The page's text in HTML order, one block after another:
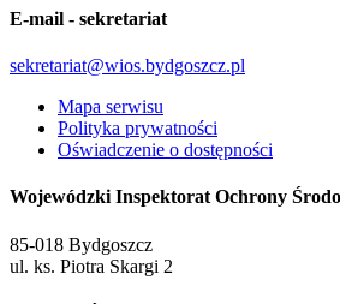
E-mail - sekretariat
sekretariat@wios.bydgoszcz.pl
Mapa serwisu
Polityka prywatności
Oświadczenie o dostępności
Wojewódzki Inspektorat Ochrony
85-018 Bydgoszcz
ul. ks. Piotra Skargi 2